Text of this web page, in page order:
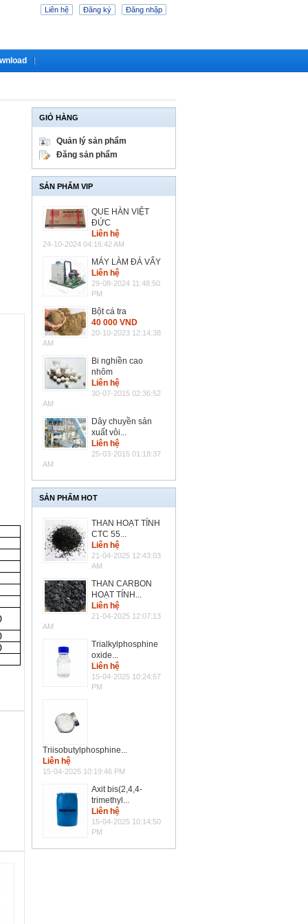
Liên hệ Đăng ký Đăng nhập
GIỎ HÀNG
Quản lý sản phẩm
Đăng sản phẩm
SẢN PHẨM VIP
QUE HÀN VIỆT
ĐỨC
Liên hệ
24-10-2024 04:16:42 AM
MÁY LÀM ĐÁ VẨY
Liên hệ
29-08-2024 11:48:50
PM
Bột cá tra
40 000 VND
20-10-2023 12:14:38
AM
Bi nghiền cao
nhôm
Liên hệ
30-07-2015 02:36:52
AM
Dây chuyền sản
xuất vôi...
Liên hệ
25-03-2015 01:18:37
AM
SẢN PHẨM HOT
THAN HOẠT TÍNH
CTC 55...
Liên hệ
21-04-2025 12:43:03
AM
THAN CARBON
HOẠT TÍNH...
Liên hệ
21-04-2025 12:07:13
AM
Trialkylphosphine
oxide...
Liên hệ
15-04-2025 10:24:57
PM
Triisobutylphosphine...
Liên hệ
15-04-2025 10:19:46 PM
Axit bis(2,4,4-
trimethyl...
Liên hệ
15-04-2025 10:14:50
PM